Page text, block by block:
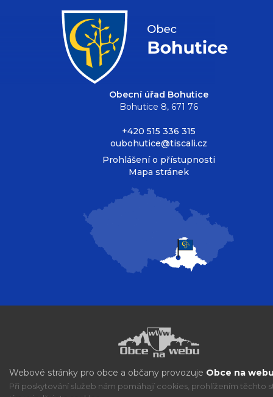
Obecní úřad Bohutice
Bohutice 8, 671 76
+420 515 336 315
oubohutice@tiscali.cz
Prohlášení o přístupnosti
Mapa stránek
Webové stránky pro obce a občany provozuje Obce na
Při poskytování služeb nám pomáhají cookies, prohlížením těchto